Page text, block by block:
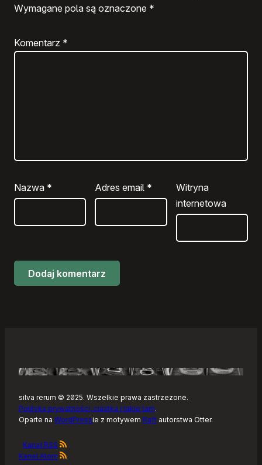
Wymagane pola są oznaczone *
Komentarz *
Nazwa * Adres email *
Witryna
internetowa
silva rerum © 2025. Wszelkie prawa zastrzeżone.
Polityka prywatności, ciastka i takie tam.
Oparte na WordPressie z motywem Raft autorstwa Otter.
Kanał RSS
Kanał Atom